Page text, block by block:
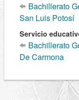
Bachillerato
San Luis Potosí
Servicio
Bachillerato
De Carmona